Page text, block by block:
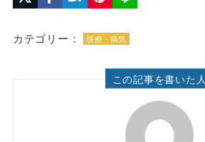
カテゴリー： 医療・病気
この記事を書いた人